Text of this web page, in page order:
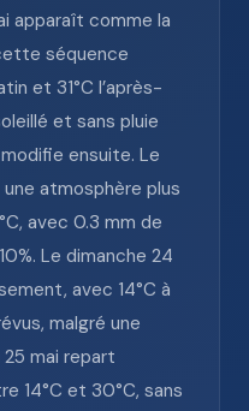
apparaît comme la
séquence
et 31°C l’après-
et sans pluie
ensuite. Le
atmosphère plus
avec 0.3 mm de
Le dimanche 24
avec 14°C à
malgré une
25 mai repart
14°C et 30°C, sans